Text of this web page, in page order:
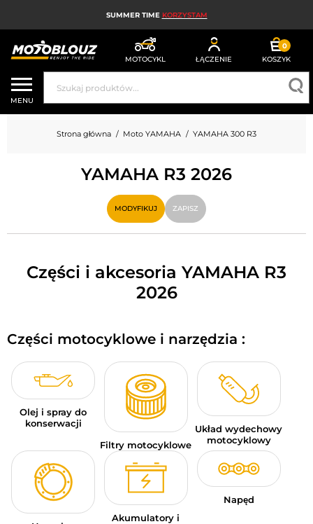
SUMMER TIME KORZYSTAM
MOTOCYKL ŁĄCZENIE
0
KOSZYK
KASK MOTOCYKLOWY
ODZIEŻ MOTOCYKLOWA DLA MĘŻCZYZN
UBRANIA MOTOCYKLOWE DAMSKIE
MX; ENDURO I TRIAL
HIGH-TECH MOTOCYKLOWY
PODUSZKA POWIETRZNA MOTOCYKLOWA
CZĘŚCI MOTOCYKLOWE I NARZĘDZIA
AKCESORIA MOTOCYKLOWE
OKAZJE I PROMOCJE
KARTY PODARUNKOWE
PL | EUR € — MODYFIKUJ
MARKI
PORADY
MENU
Strona główna Moto YAMAHA YAMAHA 300 R3
YAMAHA R3 2026
MODYFIKUJ ZAPISZ
Części i akcesoria YAMAHA R3
2026
Części motocyklowe i narzędzia :
Olej i spray do
konserwacji
Filtry motocyklowe
Układ wydechowy
motocyklowy
Akumulatory i
Napęd